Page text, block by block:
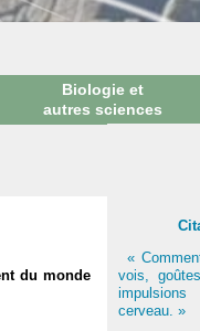
Biologie et
autres sciences
du monde
«
vois,
cerveau. »